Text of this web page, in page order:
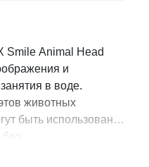
Smile Animal Head
и
в воде.
животных
быть использованы